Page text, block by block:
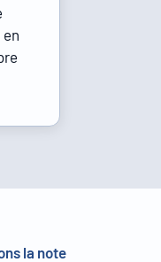
en
la note